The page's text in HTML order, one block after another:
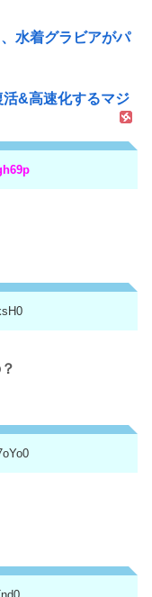
水着グラビアがパ
&高速化するマジ